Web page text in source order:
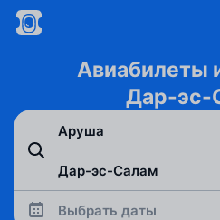
Авиабилеты
Дар-эс-
Выбрать даты